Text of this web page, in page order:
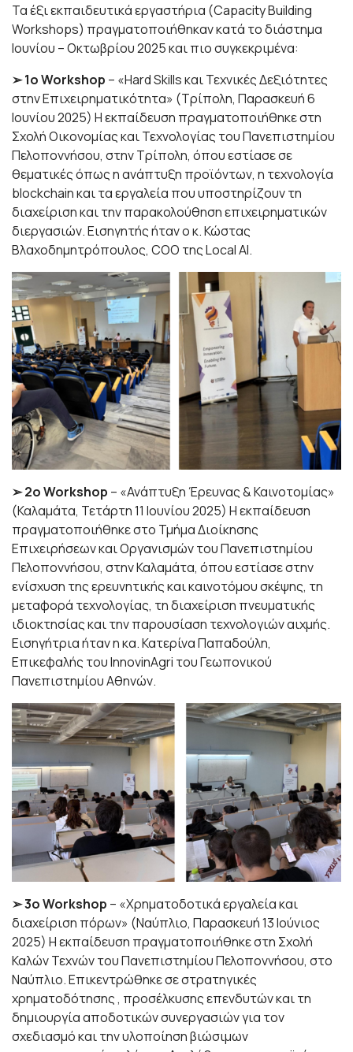
Τα έξι εκπαιδευτικά εργαστήρια (Capacity Building
Workshops) πραγματοποιήθηκαν κατά το διάστημα
Ιουνίου – Οκτωβρίου 2025 και πιο συγκεκριμένα:
➢ 1ο Workshop – «Hard Skills και Τεχνικές Δεξιότητες
στην Επιχειρηματικότητα» (Τρίπολη, Παρασκευή 6
Ιουνίου 2025) Η εκπαίδευση πραγματοποιήθηκε στη
Σχολή Οικονομίας και Τεχνολογίας του Πανεπιστημίου
Πελοποννήσου, στην Τρίπολη, όπου εστίασε σε
θεματικές όπως η ανάπτυξη προϊόντων, η τεχνολογία
blockchain και τα εργαλεία που υποστηρίζουν τη
διαχείριση και την παρακολούθηση επιχειρηματικών
διεργασιών. Εισηγητής ήταν ο κ. Κώστας
Βλαχοδημητρόπουλος, COO της Local AI.
➢ 2ο Workshop – «Ανάπτυξη Έρευνας & Καινοτομίας»
(Καλαμάτα, Τετάρτη 11 Ιουνίου 2025) Η εκπαίδευση
πραγματοποιήθηκε στο Τμήμα Διοίκησης
Επιχειρήσεων και Οργανισμών του Πανεπιστημίου
Πελοποννήσου, στην Καλαμάτα, όπου εστίασε στην
ενίσχυση της ερευνητικής και καινοτόμου σκέψης, τη
μεταφορά τεχνολογίας, τη διαχείριση πνευματικής
ιδιοκτησίας και την παρουσίαση τεχνολογιών αιχμής.
Εισηγήτρια ήταν η κα. Κατερίνα Παπαδούλη,
Επικεφαλής του InnovinAgri του Γεωπονικού
Πανεπιστημίου Αθηνών.
➢ 3ο Workshop – «Χρηματοδοτικά εργαλεία και
διαχείριση πόρων» (Ναύπλιο, Παρασκευή 13 Ιούνιος
2025) Η εκπαίδευση πραγματοποιήθηκε στη Σχολή
Καλών Τεχνών του Πανεπιστημίου Πελοποννήσου, στο
Ναύπλιο. Επικεντρώθηκε σε στρατηγικές
χρηματοδότησης , προσέλκυσης επενδυτών και τη
δημιουργία αποδοτικών συνεργασιών για τον
σχεδιασμό και την υλοποίηση βιώσιμων